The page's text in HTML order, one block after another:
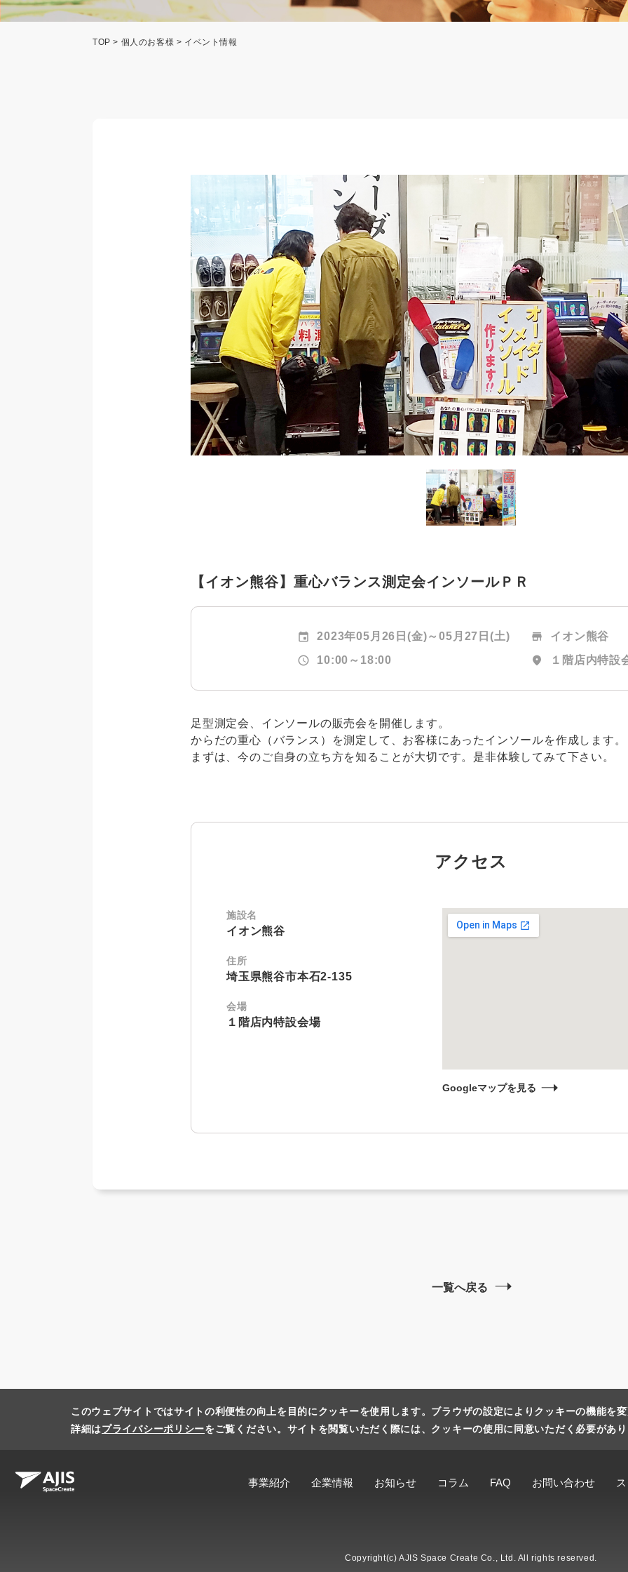
TOP > 個人のお客様 > イベント情報
【イオン熊谷】重心バランス測定会インソールＰＲ
event 2023年05月26日(金)～05月27日(土)
schedule 10:00～18:00
store イオン熊谷
location_on １階店内特設
足型測定会、インソールの販売会を開催します。
からだの重心（バランス）を測定して、お客様にあったインソールを作成します。
まずは、今のご自身の立ち方を知ることが大切です。是非体験してみて下さい。
アクセス
施設名
イオン熊谷
住所
埼玉県熊谷市本石2-135
会場
１階店内特設会場
Googleマップを見る
一覧へ戻る
事業紹介 企業情報 お知らせ コラム FAQ お問い合わせ
Copyright(c) AJIS Space Create Co., Ltd. All rights reserved.
このウェブサイトではサイトの利便性の向上を目的にクッキーを使用します。ブラウザの設定によりクッキーの機能を
詳細はプライバシーポリシーをご覧ください。サイトを閲覧いただく際には、クッキーの使用に同意いただく必要があ